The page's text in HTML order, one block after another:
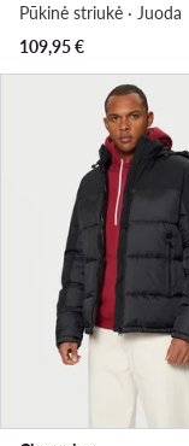
Pūkinė striukė · Juoda
109,95€